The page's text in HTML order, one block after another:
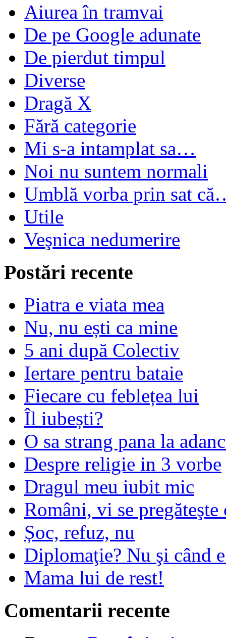
Aiurea în tramvai
De pe Google adunate
De pierdut timpul
Diverse
Dragă X
Fără categorie
Mi s-a intamplat sa…
Noi nu suntem normali
Umblă vorba prin sat
Utile
Veşnica nedumerire
Postări recente
Piatra e viata mea
Nu, nu ești ca mine
5 ani după Colectiv
Iertare pentru bataie
Fiecare cu feblețea lui
Îl iubești?
O sa strang pana la
Despre religie in 3 vorbe
Dragul meu iubit mic
Români, vi se pregăteşte
Șoc, refuz, nu
Diplomaţie? Nu şi când
Mama lui de rest!
Comentarii recente